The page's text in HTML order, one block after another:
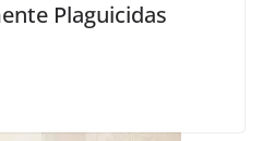
Plaguicidas